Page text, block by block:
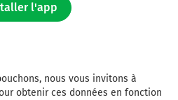
l'app
nous vous invitons à
obtenir ces données en fonction